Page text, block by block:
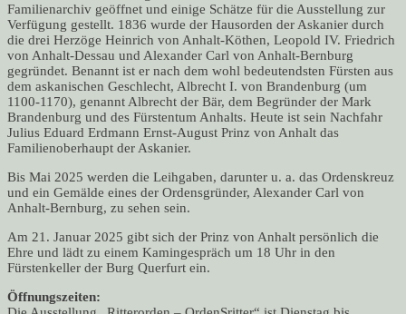
Familienarchiv geöffnet und einige Schätze für die Ausstellung zur
Verfügung gestellt. 1836 wurde der Hausorden der Askanier durch
die drei Herzöge Heinrich von Anhalt-Köthen, Leopold IV. Friedrich
von Anhalt-Dessau und Alexander Carl von Anhalt-Bernburg
gegründet. Benannt ist er nach dem wohl bedeutendsten Fürsten aus
dem askanischen Geschlecht, Albrecht I. von Brandenburg (um
1100-1170), genannt Albrecht der Bär, dem Begründer der Mark
Brandenburg und des Fürstentum Anhalts. Heute ist sein Nachfahr
Julius Eduard Erdmann Ernst-August Prinz von Anhalt das
Familienoberhaupt der Askanier.
Bis Mai 2025 werden die Leihgaben, darunter u. a. das Ordenskreuz
und ein Gemälde eines der Ordensgründer, Alexander Carl von
Anhalt-Bernburg, zu sehen sein.
Am 21. Januar 2025 gibt sich der Prinz von Anhalt persönlich die
Ehre und lädt zu einem Kamingespräch um 18 Uhr in den
Fürstenkeller der Burg Querfurt ein.
Öffnungszeiten: